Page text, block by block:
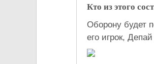
Кто из этого
Оборону будет
его игрок,